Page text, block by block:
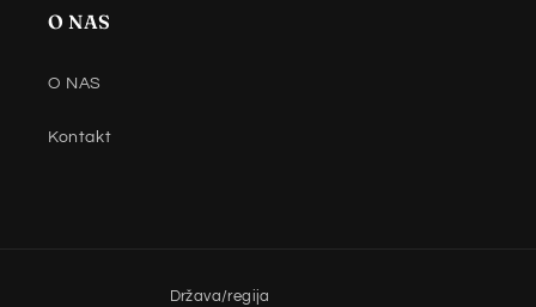
O NAS
O NAS
Kontakt
Država/regija